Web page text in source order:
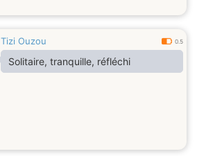
Tizi Ouzou 0.5
Solitaire, tranquille, réfléchi